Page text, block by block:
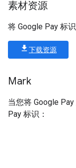
素材资源
将 Google Pay 标
下载资源
Mark
当您将 Google
Pay 标识：